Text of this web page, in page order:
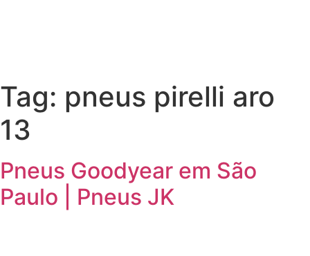
Tag: pneus pirelli aro
13
Pneus Goodyear em São
Paulo | Pneus JK